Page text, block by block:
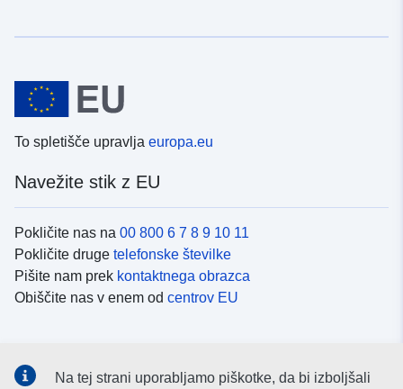
To spletišče upravlja europa.eu
Navežite stik z EU
Pokličite nas na 00 800 6 7 8 9 10 11
Pokličite druge telefonske številke
Pišite nam prek kontaktnega obrazca
Obiščite nas v enem od centrov EU
Na tej strani uporabljamo piškotke, da bi izboljšali